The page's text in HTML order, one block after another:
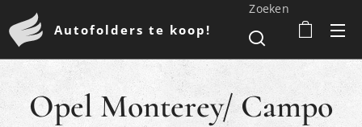
Autofolders te koop!
Zoeken
Opel Monterey/ Campo